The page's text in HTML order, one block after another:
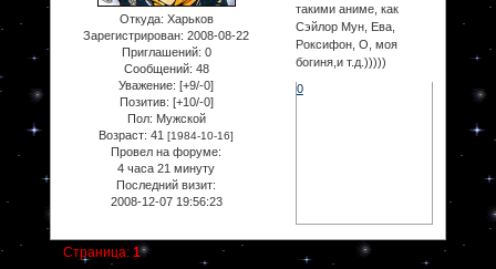
Откуда: Харьков
Зарегистрирован: 2008-08-22
Приглашений: 0
Сообщений: 48
Уважение: [+9/-0]
Позитив: [+10/-0]
Пол: Мужской
Возраст: 41[1984-10-16]
Провел на форуме:
4 часа 21 минуту
Последний визит:
2008-12-07 19:56:23
такими аниме, как
Сэйлор Мун, Ева,
Роксифон, О, моя
богиня,и т.д.)))))
0
Страница: 1